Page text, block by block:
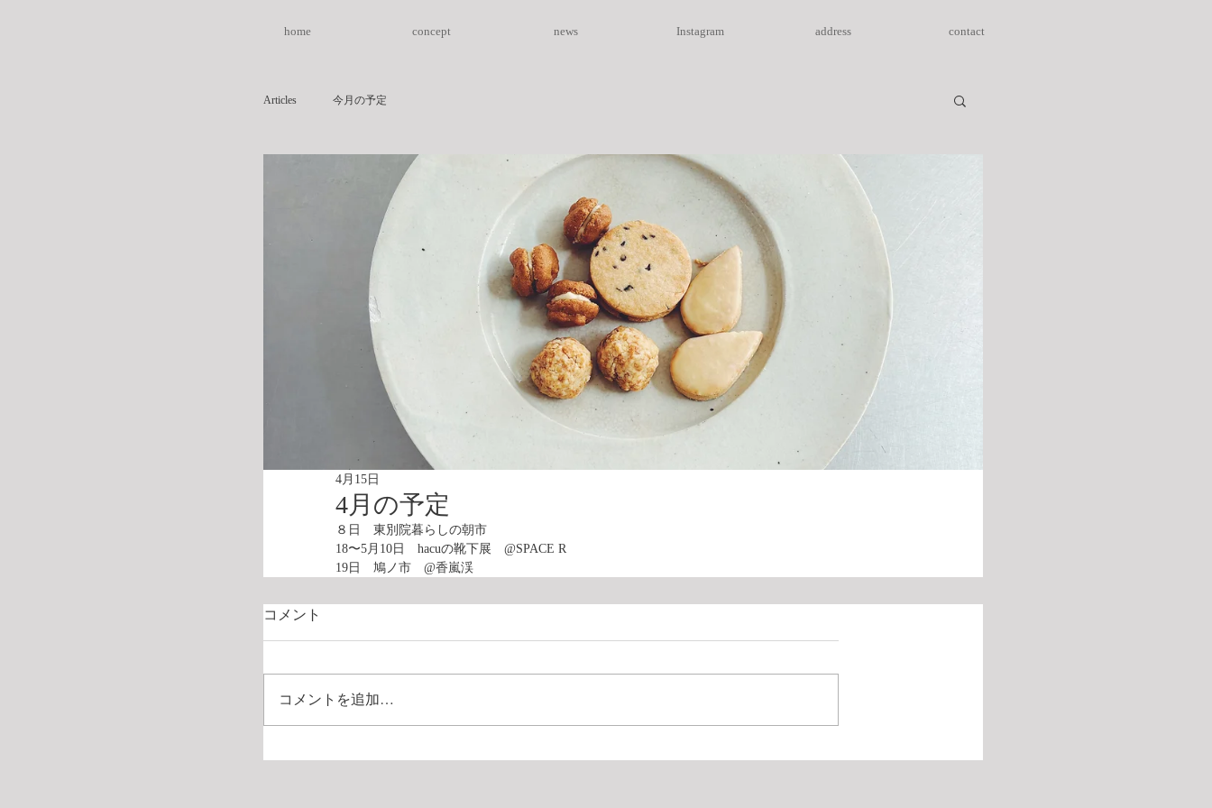
home concept news Instagram address contact
Articles 今月の予定
4月の予定
4月15日
８日　東別院暮らしの朝市
18〜5月10日　hacuの靴下展　@SPACE R
19日　鳩ノ市　@香嵐渓
コメント
コメントを追加…